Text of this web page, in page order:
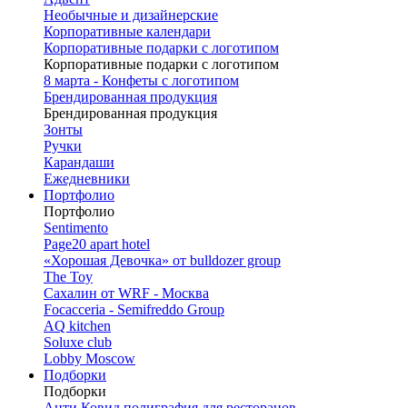
Необычные и дизайнерские
Корпоративные календари
Корпоративные подарки с логотипом
Корпоративные подарки с логотипом
8 марта - Конфеты с логотипом
Брендированная продукция
Брендированная продукция
Зонты
Ручки
Карандаши
Ежедневники
Портфолио
Портфолио
Sentimento
Page20 apart hotel
«Хорошая Девочка» от bulldozer group
The Toy
Сахалин от WRF - Москва
Focacceria - Semifreddo Group
AQ kitchen
Soluxe club
Lobby Moscow
Подборки
Подборки